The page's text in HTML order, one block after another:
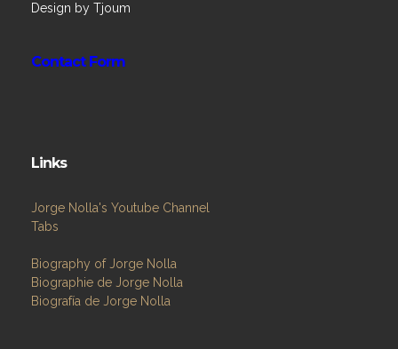
Design by Tjoum
Contact Form
Links
Jorge Nolla's Youtube Channel
Tabs
Biography of Jorge Nolla
Biographie de Jorge Nolla
Biografía de Jorge Nolla